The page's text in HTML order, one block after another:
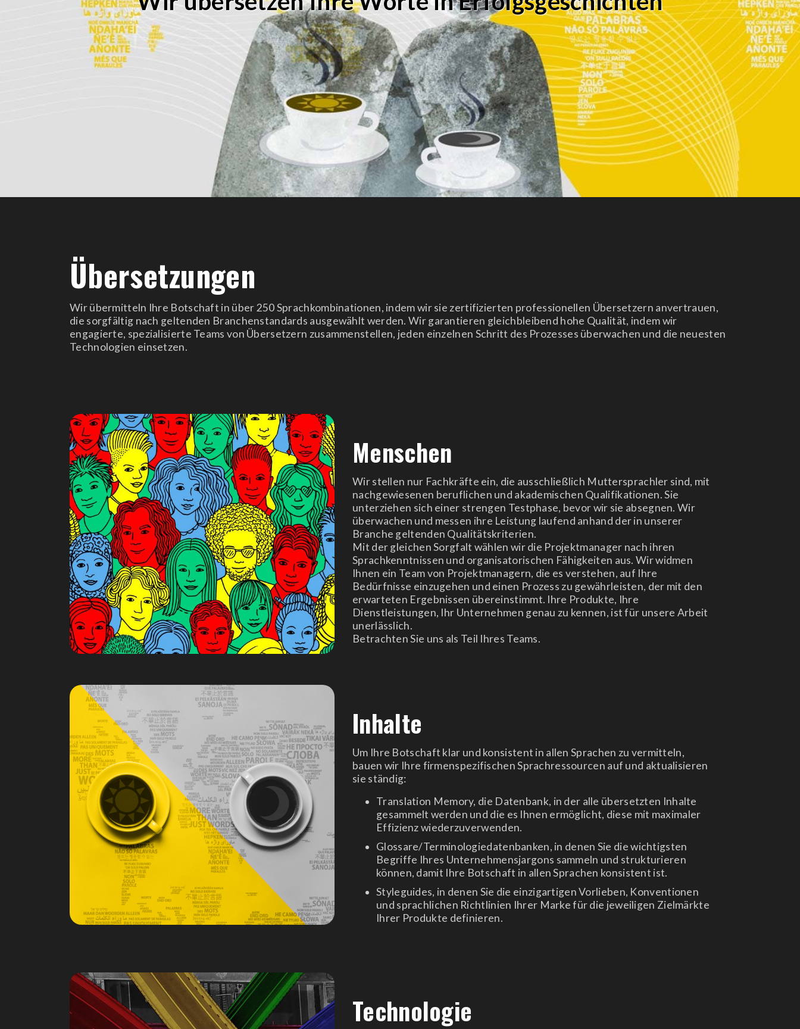
Übersetzungen
Wir übermitteln Ihre Botschaft in über 250 Sprachkombinationen, indem wir sie zertifizierten professionellen Übersetzern anvertrauen,
die sorgfältig nach geltenden Branchenstandards ausgewählt werden. Wir garantieren gleichbleibend hohe Qualität, indem wir
engagierte, spezialisierte Teams von Übersetzern zusammenstellen, jeden einzelnen Schritt des Prozesses überwachen und die neuesten
Technologien einsetzen.
Menschen
Wir stellen nur Fachkräfte ein, die ausschließlich Muttersprachler sind, mit
nachgewiesenen beruflichen und akademischen Qualifikationen. Sie
unterziehen sich einer strengen Testphase, bevor wir sie absegnen. Wir
überwachen und messen ihre Leistung laufend anhand der in unserer
Branche geltenden Qualitätskriterien.
Mit der gleichen Sorgfalt wählen wir die Projektmanager nach ihren
Sprachkenntnissen und organisatorischen Fähigkeiten aus. Wir widmen
Ihnen ein Team von Projektmanagern, die es verstehen, auf Ihre
Bedürfnisse einzugehen und einen Prozess zu gewährleisten, der mit den
erwarteten Ergebnissen übereinstimmt. Ihre Produkte, Ihre
Dienstleistungen, Ihr Unternehmen genau zu kennen, ist für unsere Arbeit
unerlässlich.
Betrachten Sie uns als Teil Ihres Teams.
Inhalte
Um Ihre Botschaft klar und konsistent in allen Sprachen zu vermitteln,
bauen wir Ihre firmenspezifischen Sprachressourcen auf und aktualisieren
sie ständig:
Translation Memory, die Datenbank, in der alle übersetzten Inhalte
gesammelt werden und die es Ihnen ermöglicht, diese mit maximaler
Effizienz wiederzuverwenden.
Glossare/Terminologiedatenbanken, in denen Sie die wichtigsten
Begriffe Ihres Unternehmensjargons sammeln und strukturieren
können, damit Ihre Botschaft in allen Sprachen konsistent ist.
Styleguides, in denen Sie die einzigartigen Vorlieben, Konventionen
und sprachlichen Richtlinien Ihrer Marke für die jeweiligen Zielmärkte
Ihrer Produkte definieren.
Technologie